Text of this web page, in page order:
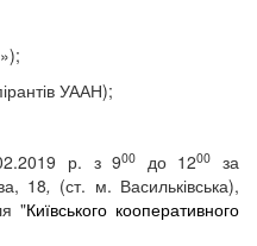
УААН);
р. з 900 до 1200
за
18, (ст. м. Васильківська),
"Київського кооперативного